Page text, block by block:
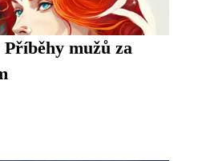
Příběhy mužů za